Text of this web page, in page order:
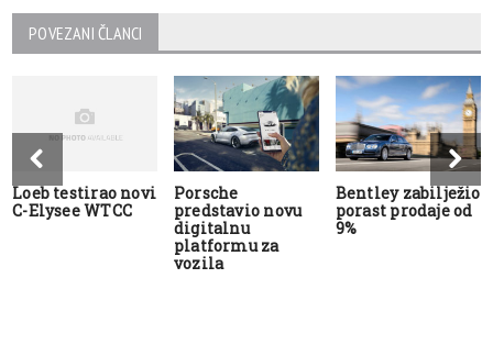
POVEZANI ČLANCI
Loeb testirao novi
C-Elysee WTCC
Porsche
predstavio novu
digitalnu
platformu za
vozila
Bentley zabilježio
porast prodaje od
9%